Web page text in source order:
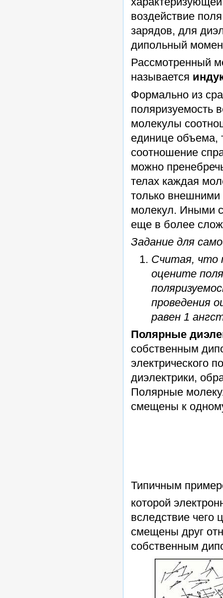
воздействие
зарядов, для
дипольный
Рассмотренный
называется
Формально из
поляризуемость
молекулы
единице объема,
соотношение
можно
телах каждая
только
молекул. Иными
еще в более
Задание для
Считая, что
оцените
проведения
равен 1
Полярные
собственным
электрического
диэлектрики,
Полярные
смещены к
Типичным
которой
вследствие чего
смещены друг
собственным